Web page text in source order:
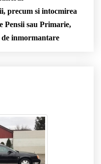
precum si intocmirea
Pensii sau Primarie,
inmormantare